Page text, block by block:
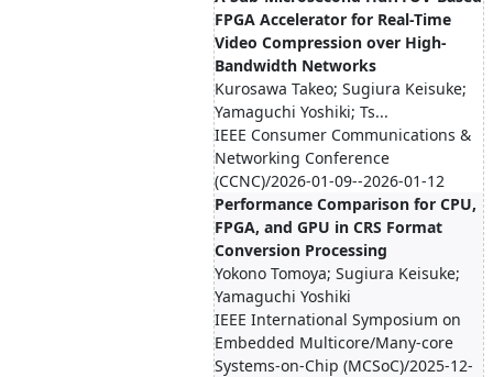
FPGA Accelerator for Real-Time
Video Compression over High-
Bandwidth Networks
Kurosawa Takeo; Sugiura Keisuke;
Yamaguchi Yoshiki; Ts...
IEEE Consumer Communications &
Networking Conference
(CCNC)/2026-01-09--2026-01-12
Performance Comparison for CPU,
FPGA, and GPU in CRS Format
Conversion Processing
Yokono Tomoya; Sugiura Keisuke;
Yamaguchi Yoshiki
IEEE International Symposium on
Embedded Multicore/Many-core
Systems-on-Chip (MCSoC)/2025-12-